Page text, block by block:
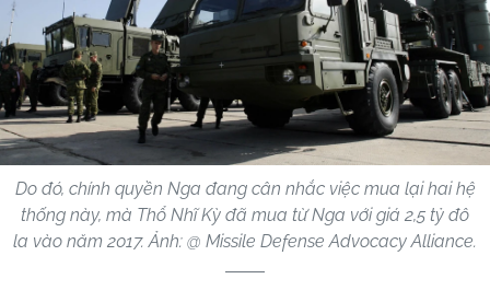
Do đó, chính quyền Nga đang cân nhắc việc mua lại hai hệ
thống này, mà Thổ Nhĩ Kỳ đã mua từ Nga với giá 2,5 tỷ đô
la vào năm 2017. Ảnh: @ Missile Defense Advocacy Alliance.